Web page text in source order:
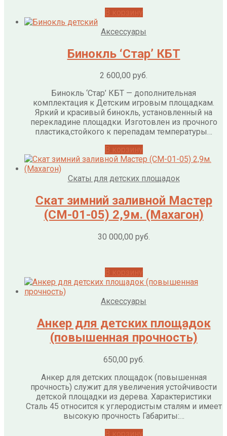
Аксессуары
Бинокль ‘Стар’ КБТ
2 600,00 руб.
Бинокль ‘Стар’ КБТ — дополнительная
комплектация к Детским игровым площадкам.
Яркий и красивый бинокль, установленный на
перекладине площадки. Изготовлен из прочного
пластика,стойкого к перепадам температуры…
Скаты для детских площадок
Скат зимний заливной Мастер
(СМ-01-05) 2,9м. (Махагон)
30 000,00 руб.
Аксессуары
Анкер для детских площадок
(повышенная прочность)
650,00 руб.
Анкер для детских площадок (повышенная
прочность) служит для увеличения устойчивости
детской площадки из дерева. Характеристики
Сталь 45 относится к углеродистым сталям и имеет
высокую прочность Габариты:…